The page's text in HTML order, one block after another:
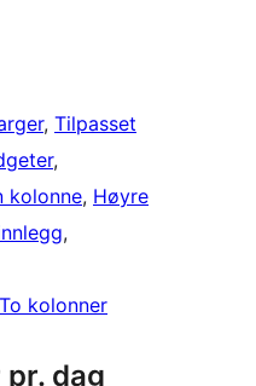
, Tilpasset
kolonne, Høyre
To kolonner
dag